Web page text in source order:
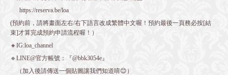
https://reserva.be/loa
(預約前，請將畫面左右/右下語言改成繁體中文喔！預約最後一頁務必按[結
束]才算完成預約申請流程喔！）
🔸IG:loa_channel
🔹LINE@官方帳號：『@bbk3054e』
（加入後請傳送一個貼圖讓我們知道唷😊）